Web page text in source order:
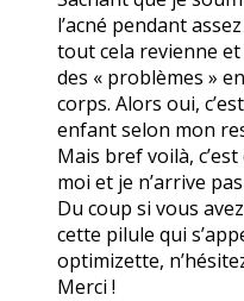
l’acné pendant
tout cela revienne et
des « problèmes »
corps. Alors oui,
enfant selon mon
Mais bref voilà,
moi et je n’arrive
Du coup si vous
cette pilule qui
optimizette,
Merci !